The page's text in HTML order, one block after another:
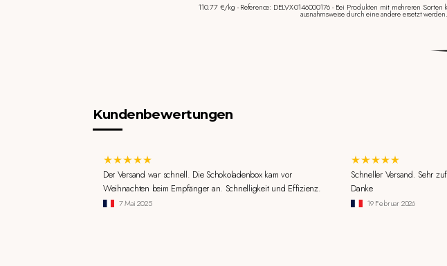
110.77 €/kg - Reference: DELVX-0146000176 - Bei Produkten mit mehreren
ausnahmsweise durch eine andere ersetzt
Kundenbewertungen
Der Versand war schnell. Die Schokoladenbox kam vor
Weihnachten beim Empfänger an. Schnelligkeit und Effizienz.
7 Mai 2025
Schneller Versand. Sehr
Danke
19 Februar 2026